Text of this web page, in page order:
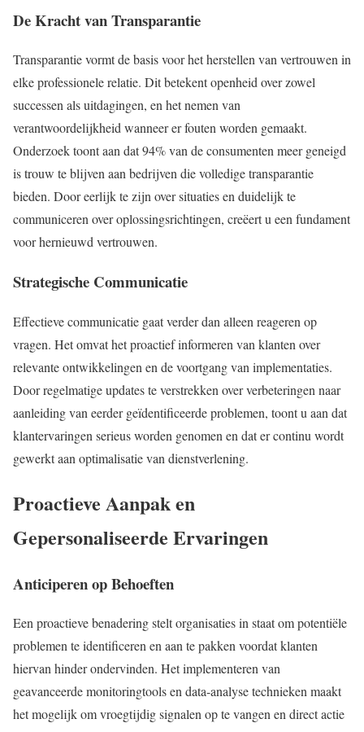
De Kracht van Transparantie
Transparantie vormt de basis voor het herstellen van vertrouwen in
elke professionele relatie. Dit betekent openheid over zowel
successen als uitdagingen, en het nemen van
verantwoordelijkheid wanneer er fouten worden gemaakt.
Onderzoek toont aan dat 94% van de consumenten meer geneigd
is trouw te blijven aan bedrijven die volledige transparantie
bieden. Door eerlijk te zijn over situaties en duidelijk te
communiceren over oplossingsrichtingen, creëert u een fundament
voor hernieuwd vertrouwen.
Strategische Communicatie
Effectieve communicatie gaat verder dan alleen reageren op
vragen. Het omvat het proactief informeren van klanten over
relevante ontwikkelingen en de voortgang van implementaties.
Door regelmatige updates te verstrekken over verbeteringen naar
aanleiding van eerder geïdentificeerde problemen, toont u aan dat
klantervaringen serieus worden genomen en dat er continu wordt
gewerkt aan optimalisatie van dienstverlening.
Proactieve Aanpak en
Gepersonaliseerde Ervaringen
Anticiperen op Behoeften
Een proactieve benadering stelt organisaties in staat om potentiële
problemen te identificeren en aan te pakken voordat klanten
hiervan hinder ondervinden. Het implementeren van
geavanceerde monitoringtools en data-analyse technieken maakt
het mogelijk om vroegtijdig signalen op te vangen en direct actie